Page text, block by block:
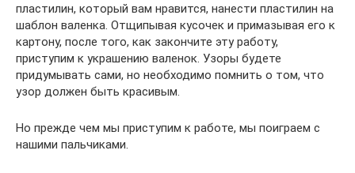
пластилин, который вам нравится, нанести пластилин на
шаблон валенка. Отщипывая кусочек и примазывая его к
картону, после того, как закончите эту работу,
приступим к украшению валенок. Узоры будете
придумывать сами, но необходимо помнить о том, что
узор должен быть красивым.
Но прежде чем мы приступим к работе, мы поиграем с
нашими пальчиками.